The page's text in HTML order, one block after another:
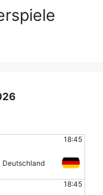
18:45
Deutschland
18:45